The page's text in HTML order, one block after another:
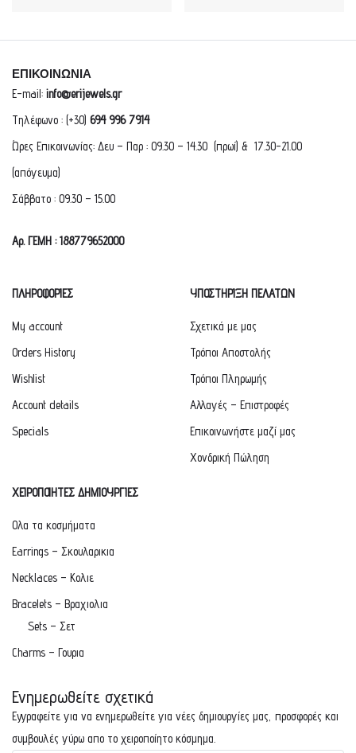
ΕΠΙΚΟΙΝΩΝΙΑ
E-mail: info@erijewels.gr
Τηλέφωνο : (+30) 694 996 7914
Ώρες Επικοινωνίας: Δευ – Παρ : 09.30 – 14.30 (πρωί) & 17.30-21.00
(απόγευμα)
Σάββατο : 09.30 – 15.00
Αρ. ΓΕΜΗ : 188779652000
ΠΛΗΡΟΦΟΡΙΕΣ
My account
Orders History
Wishlist
Account details
Specials
ΥΠΟΣΤΗΡΙΞΗ ΠΕΛΑΤΩΝ
Σχετικά με μας
Τρόποι Αποστολής
Τρόποι Πληρωμής
Αλλαγές – Επιστροφές
Επικοινωνήστε μαζί μας
Χονδρική Πώληση
ΧΕΙΡΟΠΟΙΗΤΕΣ ΔΗΜΙΟΥΡΓΙΕΣ
Ολα τα κοσμήματα
Earrings – Σκουλαρικια
Necklaces – Κολιε
Bracelets – Βραχιολια
Sets – Σετ
Charms – Γουρια
Ενημερωθείτε σχετικά
Εγγραφείτε για να ενημερωθείτε για νέες δημιουργίες μας, προσφορές και
συμβουλές γύρω απο το χειροποίητο κόσμημα.